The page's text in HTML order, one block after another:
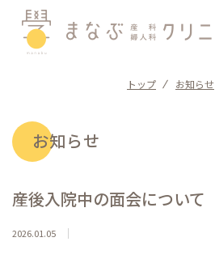
まなぶクリニックについて
施設のご案内
お知らせ
トップ お知らせ
産後入院中の面会について
2026.01.05